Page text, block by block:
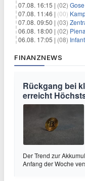
07.08. 16:15 | (02) Gose
07.08. 11:46 | (00)
07.08. 09:50 | (03)
06.08. 18:00 | (02)
06.08. 17:05 | (08)
FINANZNEWS
Rückgang bei
erreicht
Der Trend zur
Anfang der Woche